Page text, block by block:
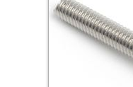
Инструмент
Крюки, кольца с